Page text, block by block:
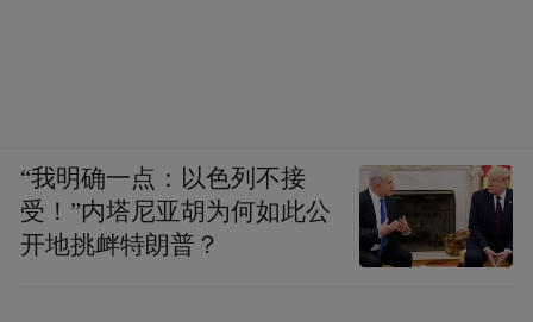
“我明确一点：以色列不接
受！”内塔尼亚胡为何如此公
开地挑衅特朗普？